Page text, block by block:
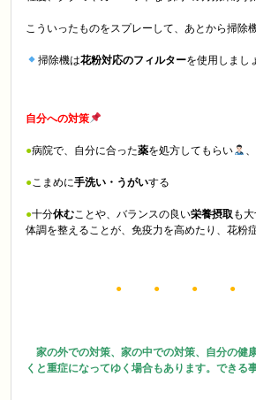
こういったものをスプレーして、あとから掃除
掃除機は花粉対応のフィルターを使用しまし
自分への対策
●病院で、自分に合った薬を処方してもらい
●こまめに手洗い・うがいする
●十分休むことや、バランスの良い栄養摂取も
体調を整えることが、免疫力を高めたり、花粉
● ● ● ●
家の外での対策、家の中での対策、自分の健
くと重症になってゆく場合もあります。できる